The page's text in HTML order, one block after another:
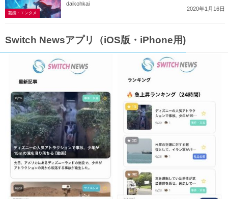
芸能・エンタメ
daikohkai
2020年1月16日
Switch Newsアプリ（iOS版・iPhone用)